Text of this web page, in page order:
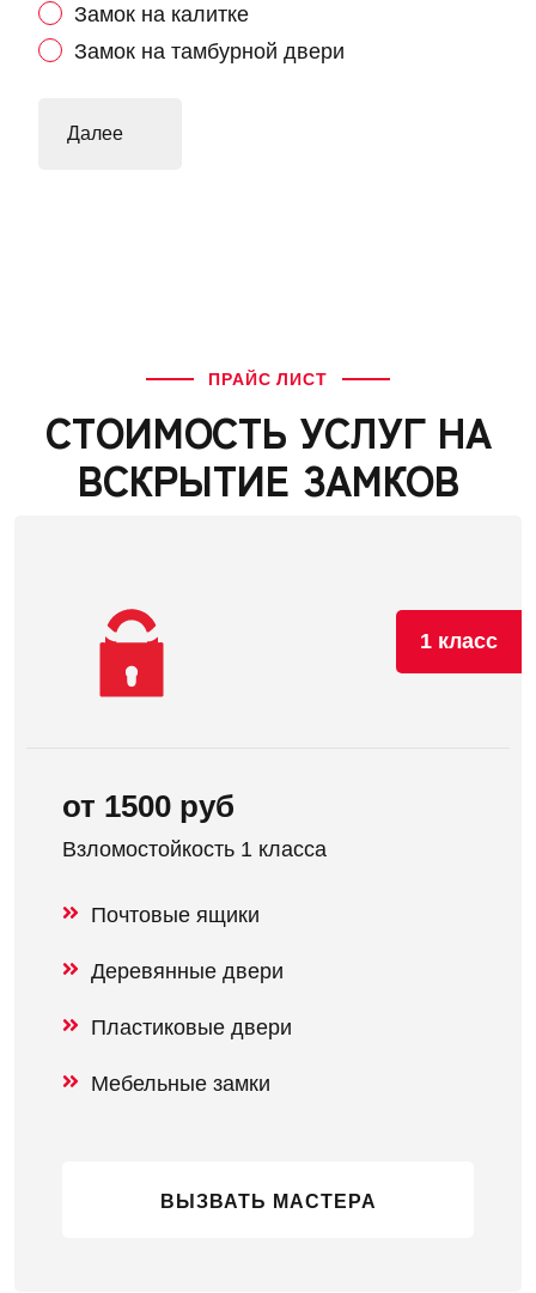
Замок на калитке
Замок на тамбурной двери
ПРАЙС ЛИСТ
СТОИМОСТЬ УСЛУГ НА
ВСКРЫТИЕ ЗАМКОВ
1 класс
от 1500 руб
Взломостойкость 1 класса
Почтовые ящики
Деревянные двери
Пластиковые двери
Мебельные замки
ВЫЗВАТЬ МАСТЕРА